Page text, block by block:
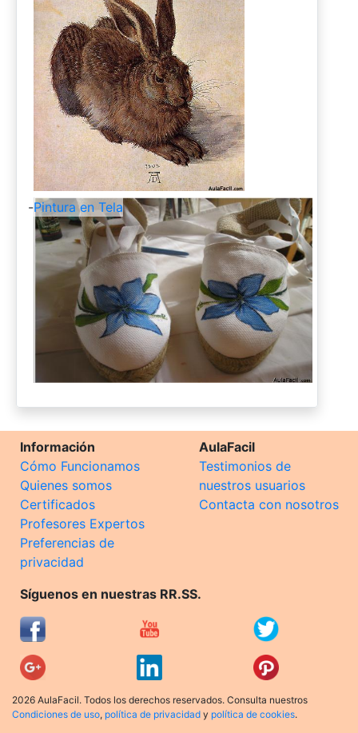
-Pintura en Tela
Información
Cómo Funcionamos
Quienes somos
Certificados
Profesores Expertos
Preferencias de
privacidad
AulaFacil
Testimonios de
nuestros usuarios
Contacta con nosotros
Síguenos en nuestras RR.SS.
2026 AulaFacil. Todos los derechos reservados. Consulta nuestros
Condiciones de uso, política de privacidad y política de cookies.